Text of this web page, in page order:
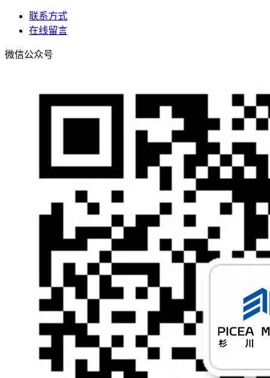
联系方式
在线留言
微信公众号